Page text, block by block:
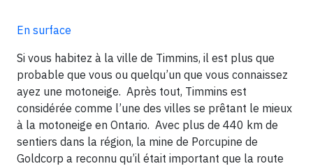
En surface
Si vous habitez à la ville de Timmins, il est plus que
probable que vous ou quelqu’un que vous connaissez
ayez une motoneige. Après tout, Timmins est
considérée comme l’une des villes se prêtant le mieux
à la motoneige en Ontario. Avec plus de 440 km de
sentiers dans la région, la mine de Porcupine de
Goldcorp a reconnu qu’il était important que la route